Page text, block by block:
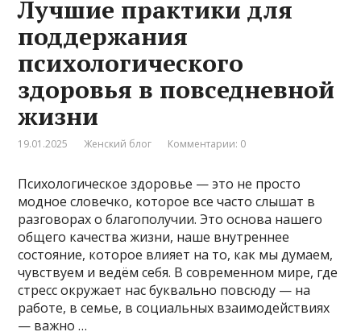
Лучшие практики для
поддержания
психологического
здоровья в повседневной
жизни
19.01.2025 Женский блог Комментарии: 0
Психологическое здоровье — это не просто
модное словечко, которое все часто слышат в
разговорах о благополучии. Это основа нашего
общего качества жизни, наше внутреннее
состояние, которое влияет на то, как мы думаем,
чувствуем и ведём себя. В современном мире, где
стресс окружает нас буквально повсюду — на
работе, в семье, в социальных взаимодействиях
— важно …